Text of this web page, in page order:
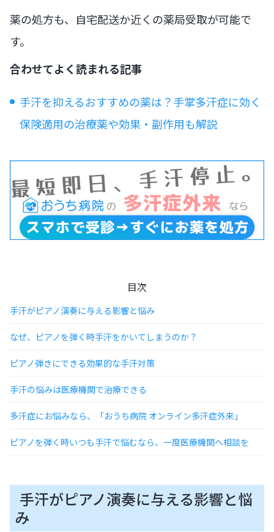
薬の処方も、自宅配送か近くの薬局受取が可能で
す。
合わせてよく読まれる記事
手汗を抑えるおすすめの薬は？手掌多汗症に効く
保険適用の治療薬や効果・副作用も解説
目次
手汗がピアノ演奏に与える影響と悩み
なぜ、ピアノを弾く時手汗をかいてしまうのか？
ピアノ弾きにできる効果的な手汗対策
手汗の悩みは医療機関で治療できる
多汗症にお悩みなら、「おうち病院 オンライン多汗症外来」
ピアノを弾く時いつも手汗で悩むなら、一度医療機関へ相談を
手汗がピアノ演奏に与える影響と悩
み